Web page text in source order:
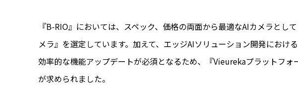
『B-RIO』においては、スペック、価格の両面から最適なAIカメラとし
メラ』を選定しています。加えて、エッジAIソリューション開発におけ
効率的な機能アップデートが必須となるため、『Vieurekaプラットフォ
が求められました。